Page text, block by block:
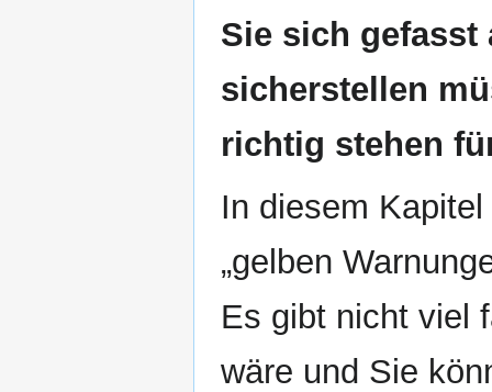
Sie sich gefasst
sicherstellen
richtig stehen
In diesem
„gelben
Es gibt nicht viel
wäre und Sie